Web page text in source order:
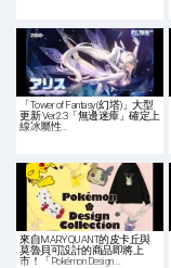
「Tower of Fantasy(幻塔)」大型
更新 Ver.2.3「無邊迷瘴」確定上
線冰屬性…
來自MARY QUANT的皮卡丘與
莫魯貝可設計的商品即將上
市！「Pokémon Design …